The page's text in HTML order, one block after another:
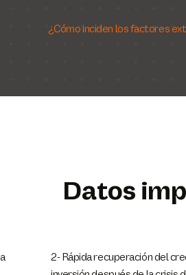
¿Cómo inciden los factores
Datos
2- Rápida recuperación del